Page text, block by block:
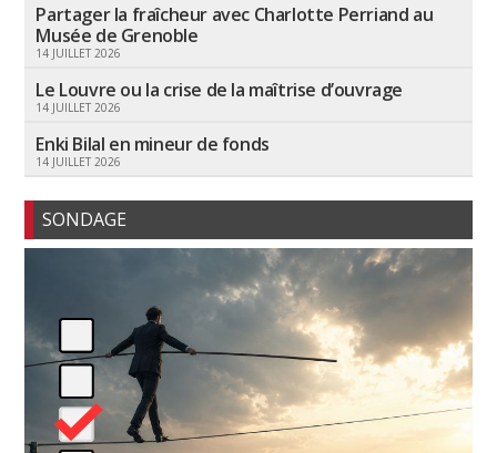
Partager la fraîcheur avec Charlotte Perriand au
Musée de Grenoble
14 JUILLET 2026
Le Louvre ou la crise de la maîtrise d’ouvrage
14 JUILLET 2026
Enki Bilal en mineur de fonds
14 JUILLET 2026
SONDAGE